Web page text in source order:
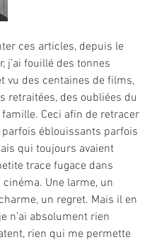
ces articles, depuis le
j’ai fouillé des tonnes
vu des centaines de films,
retraitées, des oubliées du
Ceci afin de retracer
éblouissants parfois
qui toujours avaient
trace fugace dans
cinéma. Une larme, un
un regret. Mais il en
n’ai absolument rien
rien qui me permette